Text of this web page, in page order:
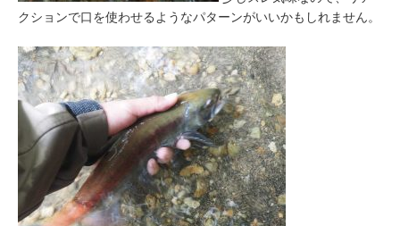
クションで口を使わせるようなパターンがいいかもしれません。